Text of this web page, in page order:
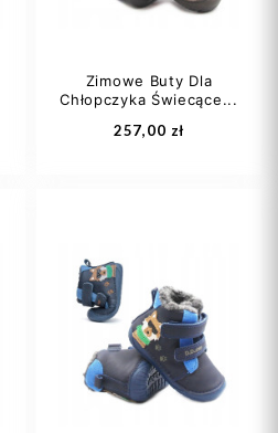
Dodaj do koszyka
Zimowe Buty Dla
Chłopczyka Świecące...
257,00 zł
20 21
22
24
25